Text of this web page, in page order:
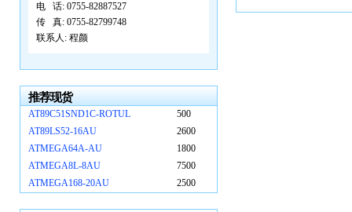
电 话: 0755-82887527
传 真: 0755-82799748
联系人: 程颜
推荐现货
AT89C51SND1C-ROTUL
500
AT89LS52-16AU
2600
ATMEGA64A-AU
1800
ATMEGA8L-8AU
7500
ATMEGA168-20AU
2500